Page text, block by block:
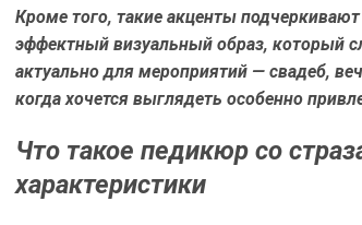
Кроме того, такие акценты
эффектный визуальный образ, который
актуально для мероприятий — свадеб,
когда хочется выглядеть особенно
Что такое педикюр со
характеристики